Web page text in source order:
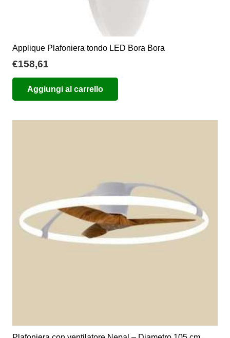
Applique Plafoniera tondo LED Bora Bora
€158,61
Aggiungi al carrello